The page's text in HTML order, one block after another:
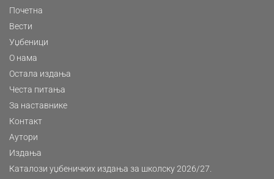
Почетна
Вести
Уџбеници
О нама
Остала издања
Честа питања
За наставнике
Контакт
Аутори
Издања
Каталози уџбеничких издања за школску 2026/27.